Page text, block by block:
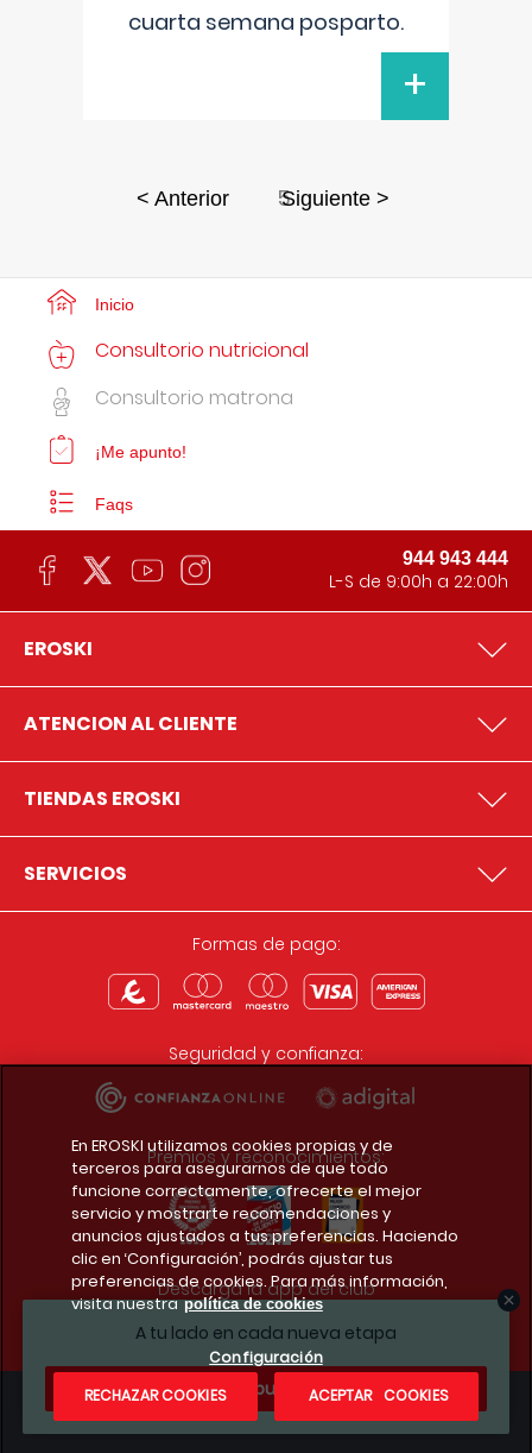
cuarta semana posparto.
+
< Anterior 5
Siguiente >
A tu lado en cada nueva etapa
¿Te apuntas?
Inicio
Consultorio nutricional
Consultorio matrona
¡Me apunto!
Faqs
944 943 444
L-S de 9:00h a 22:00h
EROSKI
ATENCION AL CLIENTE
TIENDAS EROSKI
SERVICIOS
Formas de pago:
Seguridad y confianza:
Premios y reconocimientos:
Descarga la app del club
Condiciones legales
En EROSKI utilizamos cookies propias y de
terceros para asegurarnos de que todo
funcione correctamente, ofrecerte el mejor
servicio y mostrarte recomendaciones y
anuncios ajustados a tus preferencias. Haciendo
clic en ‘Configuración’, podrás ajustar tus
preferencias de cookies. Para más información,
visita nuestra política de cookies
Configuración
RECHAZAR COOKIES
ACEPTAR COOKIES